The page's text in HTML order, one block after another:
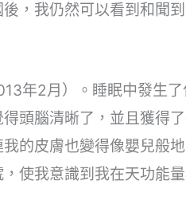
，我仍然可以看到和聞
年2月）。睡眠中發生
頭腦清晰了，並且獲得
的皮膚也變得像嬰兒般
使我意識到我在天功能量